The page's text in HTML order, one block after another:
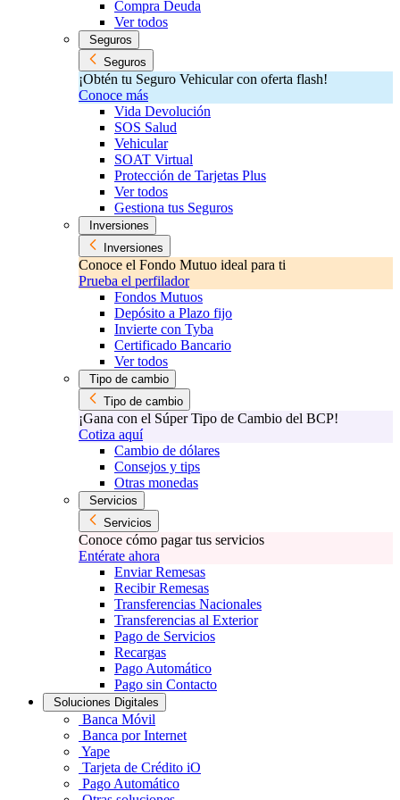
Compra Deuda
Ver todos
Seguros
Seguros
¡Obtén tu Seguro Vehicular con oferta flash!
Conoce más
Vida Devolución
SOS Salud
Vehicular
SOAT Virtual
Protección de Tarjetas Plus
Ver todos
Gestiona tus Seguros
Inversiones
Inversiones
Conoce el Fondo Mutuo ideal para ti
Prueba el perfilador
Fondos Mutuos
Depósito a Plazo fijo
Invierte con Tyba
Certificado Bancario
Ver todos
Tipo de cambio
Tipo de cambio
¡Gana con el Súper Tipo de Cambio del BCP!
Cotiza aquí
Cambio de dólares
Consejos y tips
Otras monedas
Servicios
Servicios
Conoce cómo pagar tus servicios
Entérate ahora
Enviar Remesas
Recibir Remesas
Transferencias Nacionales
Transferencias al Exterior
Pago de Servicios
Recargas
Pago Automático
Pago sin Contacto
Soluciones Digitales
Banca Móvil
Banca por Internet
Yape
Tarjeta de Crédito iO
Pago Automático